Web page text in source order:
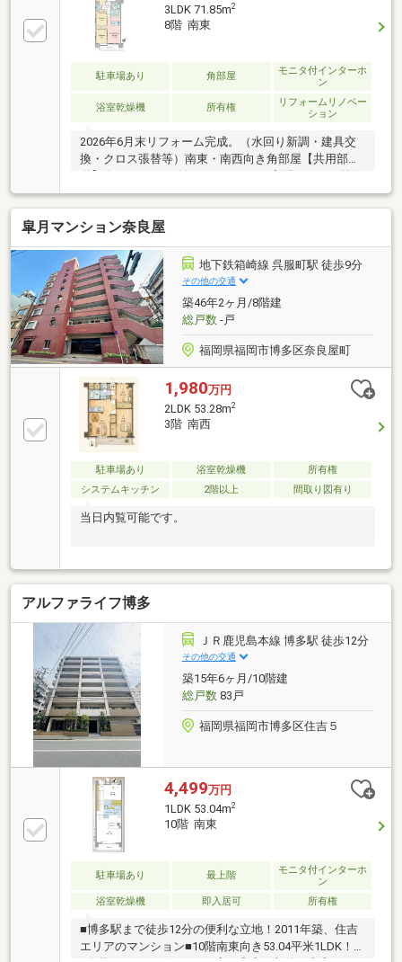
3LDK 71.85m2
8階 南東
駐車場あり 角部屋
モニタ付インターホ
ン
浴室乾燥機 所有権
リフォームリノベー
ション
2026年6月末リフォーム完成。（水回り新調・建具交
換・クロス張替等）南東・南西向き角部屋【共用部設
座います。〇敷地内機械式駐車場16台有（空要確認）
皐月マンション奈良屋
地下鉄箱崎線 呉服町駅 徒歩9分
その他の交通
築46年2ヶ月/8階建
総戸数-戸
福岡県福岡市博多区奈良屋町
1,980万円
2LDK 53.28m2
3階 南西
駐車場あり 浴室乾燥機
所有権
システムキッチン
2階以上 間取り図有り
当日内覧可能です。
アルファライフ博多
ＪＲ鹿児島本線 博多駅 徒歩12分
その他の交通
築15年6ヶ月/10階建
総戸数83戸
福岡県福岡市博多区住吉５
4,499万円
1LDK 53.04m2
10階 南東
駐車場あり 最上階
モニタ付インターホ
ン
浴室乾燥機
即入居可 所有権
■博多駅まで徒歩12分の便利な立地！2011年築、住吉
エリアのマンション■10階南東向き53.04平米1LDK！お